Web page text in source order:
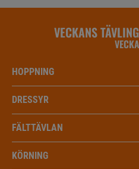
VECKANS
HOPPNING
DRESSYR
FÄLTTÄVLAN
KÖRNING